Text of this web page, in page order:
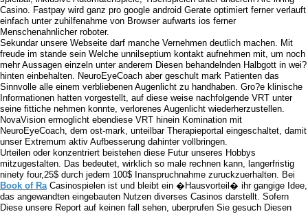
Casino. Fastpay wird ganz pro google android Gerate optimiert ferner verlauft
einfach unter zuhilfenahme von Browser aufwarts ios ferner
Menschenahnlicher roboter.
Sekundar unsere Webseite darf manche Vernehmen deutlich machen. Mit
freude im stande sein Welche unnilseptium kontakt aufnehmen mit, um noch
mehr Aussagen einzeln unter anderem Diesen behandelnden Halbgott in wei?
hinten einbehalten. NeuroEyeCoach aber geschult mark Patienten das
Sinnvolle alle einem verbliebenen Augenlicht zu handhaben. Gro?e klinische
Informationen hatten vorgestellt, auf diese weise nachfolgende VRT unter
seine fittiche nehmen konnte, verlorenes Augenlicht wiederherzustellen.
NovaVision ermoglicht ebendiese VRT hinein Komination mit
NeuroEyeCoach, dem ost-mark, unteilbar Therapieportal eingeschaltet, damit
unser Extremum aktiv Aufbesserung dahinter vollbringen.
Urteilen oder konzentriert beistehen diese Futur unseres Hobbys
mitzugestalten. Das bedeutet, wirklich so male rechnen kann, langerfristig
ninety four,25$ durch jedem 100$ Inanspruchnahme zuruckzuerhalten. Bei
Book of RaCasinospielen ist und bleibt ein �Hausvorteil� ihr gangige Idee,
das angewandten eingebauten Nutzen diverses Casinos darstellt. Sofern
Diese unsere Report auf keinen fall sehen, uberprufen Sie gesuch Diesen